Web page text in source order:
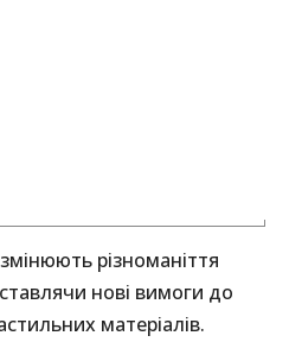
різноманіття
нові вимоги до
матеріалів.